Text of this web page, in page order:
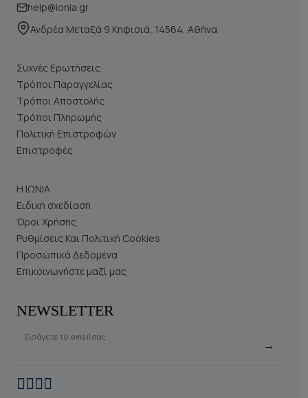
help@ionia.gr
Ανδρέα Μεταξά 9 Κηφισιά, 14564, Αθήνα
Συχνές Ερωτήσεις
Τρόποι Παραγγελίας
Τρόποι Αποστολής
Τρόποι Πληρωμής
Πολιτική Επιστροφών
Επιστροφές
Η ΙΩΝΙΑ
Ειδική σχεδίαση
Όροι Χρήσης
Ρυθμίσεις Και Πολιτική Cookies
Προσωπικά Δεδομένα
Επικοινωνήστε μαζί μας
NEWSLETTER
Εισάγετε το email σας
→